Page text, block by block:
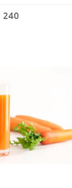
240